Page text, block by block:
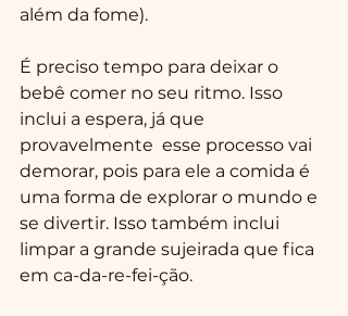
além da fome).
É preciso tempo para deixar o
bebê comer no seu ritmo. Isso
inclui a espera, já que
provavelmente  esse processo vai
demorar, pois para ele a comida é
uma forma de explorar o mundo e
se divertir. Isso também inclui
limpar a grande sujeirada que fica
em ca-da-re-fei-ção.